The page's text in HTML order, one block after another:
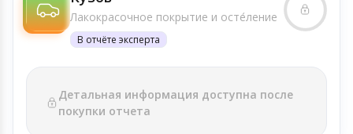
Лакокрасочное покрытие и осте́ление
В отчёте эксперта
Детальная информация доступна после
покупки отчета